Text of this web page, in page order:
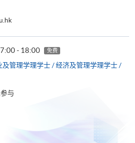
- 18:00 免费
管理学理学士 / 经济及管理学理学士 /
与